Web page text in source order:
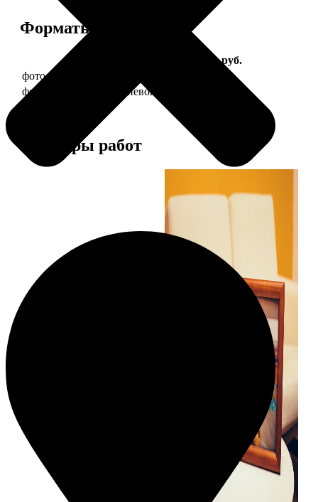
Форматы и цены
Цена, руб.
фото 20х30 в деревянной рамке
фото 20х30 в алюминиевой рамке
Примеры работ